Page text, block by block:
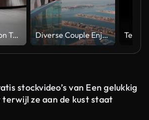
Gavel Resting on Table in Front of Bookshelf of Law Books. Diverse Couple Enjoying Sunset Views from High Rise Sky Deck Overlooking Palm Jumeirah
stockvideo’s van Een gelukkig
ze aan de kust staat